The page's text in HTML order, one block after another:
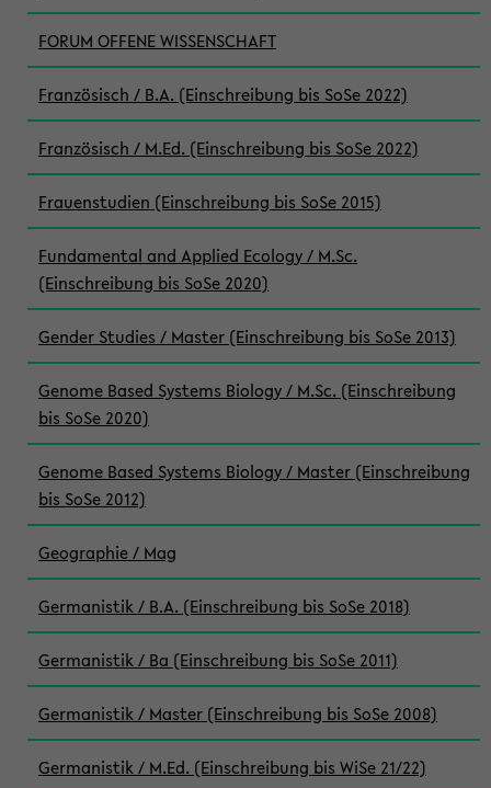
FORUM OFFENE WISSENSCHAFT
Französisch / B.A. (Einschreibung bis SoSe 2022)
Französisch / M.Ed. (Einschreibung bis SoSe 2022)
Frauenstudien (Einschreibung bis SoSe 2015)
Fundamental and Applied Ecology / M.Sc.
(Einschreibung bis SoSe 2020)
Gender Studies / Master (Einschreibung bis SoSe 2013)
Genome Based Systems Biology / M.Sc. (Einschreibung
bis SoSe 2020)
Genome Based Systems Biology / Master (Einschreibung
bis SoSe 2012)
Geographie / Mag
Germanistik / B.A. (Einschreibung bis SoSe 2018)
Germanistik / Ba (Einschreibung bis SoSe 2011)
Germanistik / Master (Einschreibung bis SoSe 2008)
Germanistik / M.Ed. (Einschreibung bis WiSe 21/22)